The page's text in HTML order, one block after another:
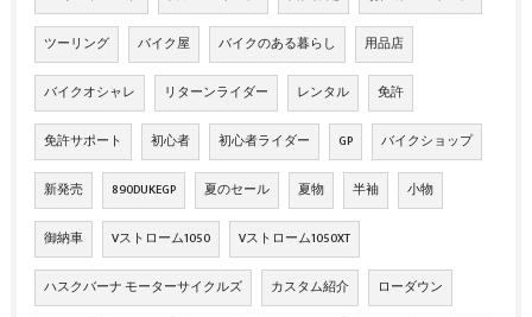
ツーリング バイク屋 バイクのある暮らし 用品店
バイクオシャレ リターンライダー レンタル 免許
免許サポート 初心者 初心者ライダー GP バイクショップ
新発売 890DUKEGP 夏のセール 夏物 半袖 小物
御納車 Vストローム1050 Vストローム1050XT
ハスクバーナ モーターサイクルズ カスタム紹介 ローダウン